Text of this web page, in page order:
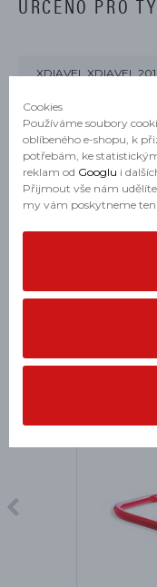
XDIAVEL XDIAVEL
XDIAVEL XDIAVEL
XDIAVEL XDIAVEL
XDIAVEL XDIAVEL S
Cookies
Používáme soubory
oblíbeného e-shopu, k
potřebám, ke
reklam od Googlu i
Přijmout vše nám
my vám poskytneme